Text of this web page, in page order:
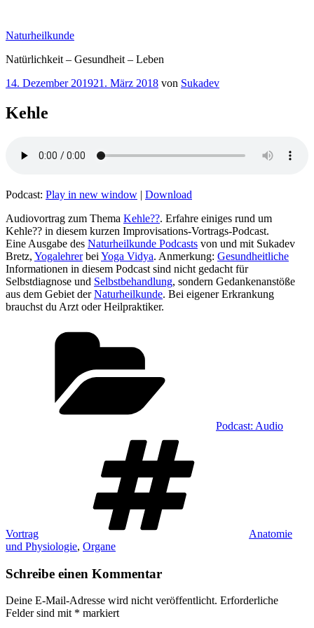
springen
Naturheilkunde
Natürlichkeit – Gesundheit – Leben
Veröffentlicht
14. Dezember 201921. März 2018 von Sukadev
Kehle
Podcast: Play in new window | Download
Audiovortrag zum Thema Kehle??. Erfahre einiges rund um
Kehle?? in diesem kurzen Improvisations-Vortrags-Podcast.
Eine Ausgabe des Naturheilkunde Podcasts von und mit Sukadev
Bretz, Yogalehrerbei Yoga Vidya. Anmerkung: Gesundheitliche
Informationen in diesem Podcast sind nicht gedacht für
Selbstdiagnose und Selbstbehandlung, sondern Gedankenanstöße
aus dem Gebiet derNaturheilkunde. Bei eigener Erkrankung
brauchst du Arzt oder Heilpraktiker.
Podcast: Audio
Vortrag
Anatomie
und Physiologie, Organe
Schreibe einen Kommentar
Deine E-Mail-Adresse wird nicht veröffentlicht. Erforderliche
Felder sind mit * markiert